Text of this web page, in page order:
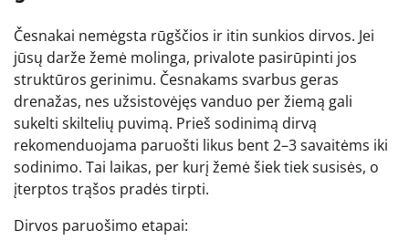
Česnakai nemėgsta rūgščios ir itin sunkios dirvos. Jei
jūsų darže žemė molinga, privalote pasirūpinti jos
struktūros gerinimu. Česnakams svarbus geras
drenažas, nes užsistovėjęs vanduo per žiemą gali
sukelti skiltelių puvimą. Prieš sodinimą dirvą
rekomenduojama paruošti likus bent 2–3 savaitėms iki
sodinimo. Tai laikas, per kurį žemė šiek tiek susisės, o
įterptos trąšos pradės tirpti.
Dirvos paruošimo etapai: